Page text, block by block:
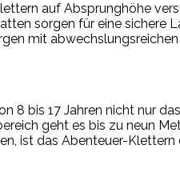
auf Absprunghöhe
sorgen für eine sichere
mit
8 bis 17 Jahren nicht nur
geht es bis zu neun
ist das Abenteuer-Klettern